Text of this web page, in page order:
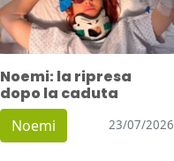
Noemi: la ripresa
dopo la caduta
Noemi 23/07/2026